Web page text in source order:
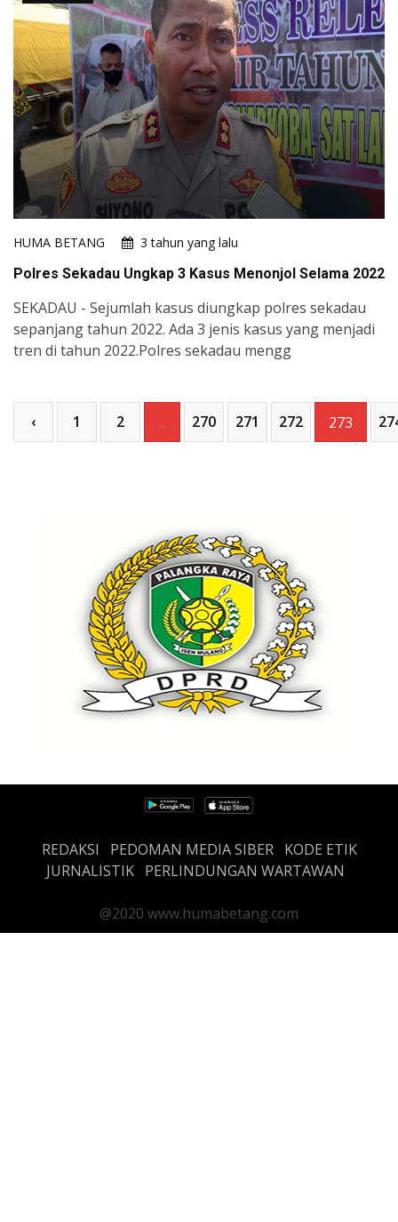
HUMA BETANG
3 tahun yang lalu
Polres Sekadau Ungkap 3 Kasus Menonjol Selama 2022
SEKADAU - Sejumlah kasus diungkap polres sekadau
sepanjang tahun 2022. Ada 3 jenis kasus yang menjadi
tren di tahun 2022.Polres sekadau mengg
‹ 1 2 ... 270 271 272 273
REDAKSI PEDOMAN MEDIA SIBER
KODE ETIK
JURNALISTIK PERLINDUNGAN WARTAWAN
@2020 www.humabetang.com